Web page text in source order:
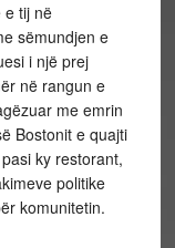
e tij në
sëmundjen e
i një prej
në rangun e
me emrin
Bostonit e quajti
ky restorant,
politike
komunitetin.